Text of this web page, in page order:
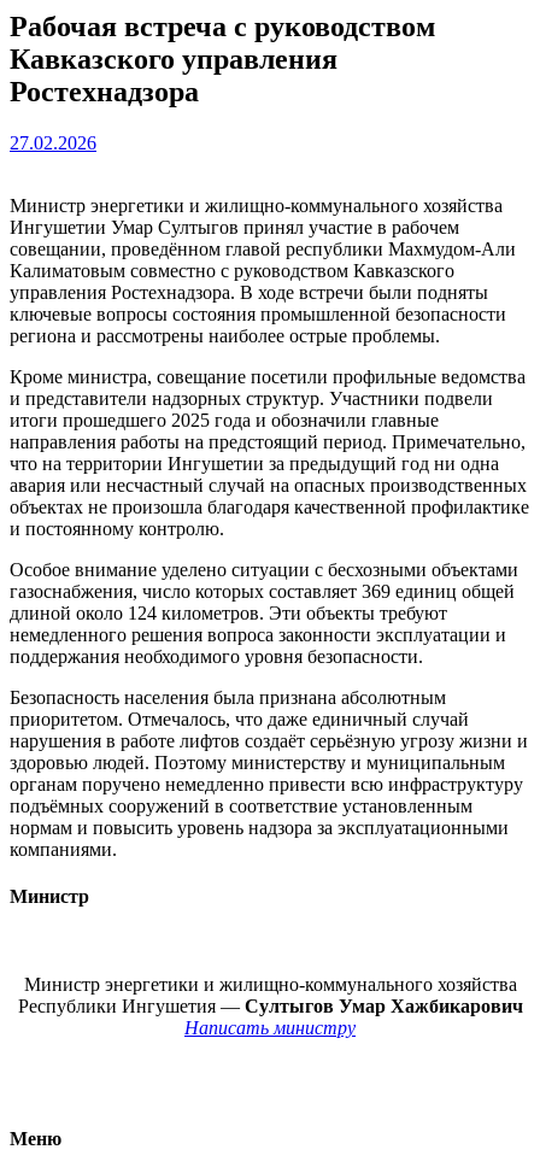
Рабочая встреча с руководством
Кавказского управления
Ростехнадзора
27.02.2026
Министр энергетики и жилищно-коммунального хозяйства
Ингушетии Умар Султыгов принял участие в рабочем
совещании, проведённом главой республики Махмудом-Али
Калиматовым совместно с руководством Кавказского
управления Ростехнадзора. В ходе встречи были подняты
ключевые вопросы состояния промышленной безопасности
региона и рассмотрены наиболее острые проблемы.
Кроме министра, совещание посетили профильные ведомства
и представители надзорных структур. Участники подвели
итоги прошедшего 2025 года и обозначили главные
направления работы на предстоящий период. Примечательно,
что на территории Ингушетии за предыдущий год ни одна
авария или несчастный случай на опасных производственных
объектах не произошла благодаря качественной профилактике
и постоянному контролю.
Особое внимание уделено ситуации с бесхозными объектами
газоснабжения, число которых составляет 369 единиц общей
длиной около 124 километров. Эти объекты требуют
немедленного решения вопроса законности эксплуатации и
поддержания необходимого уровня безопасности.
Безопасность населения была признана абсолютным
приоритетом. Отмечалось, что даже единичный случай
нарушения в работе лифтов создаёт серьёзную угрозу жизни и
здоровью людей. Поэтому министерству и муниципальным
органам поручено немедленно привести всю инфраструктуру
подъёмных сооружений в соответствие установленным
нормам и повысить уровень надзора за эксплуатационными
компаниями.
Министр
Министр энергетики и жилищно-коммунального хозяйства
Республики Ингушетия — Султыгов Умар Хажбикарович
Написать министру
Меню